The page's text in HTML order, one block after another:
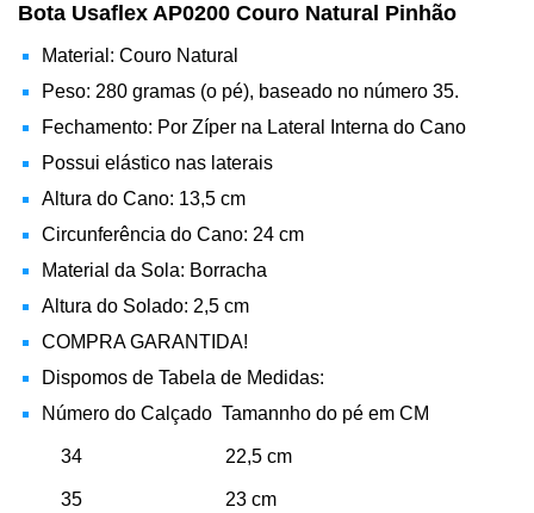
Bota Usaflex AP0200 Couro Natural Pinhão
Material: Couro Natural
Peso: 280 gramas (o pé), baseado no número 35.
Fechamento: Por Zíper na Lateral Interna do Cano
Possui elástico nas laterais
Altura do Cano: 13,5 cm
Circunferência do Cano: 24 cm
Material da Sola: Borracha
Altura do Solado: 2,5 cm
COMPRA GARANTIDA!
Dispomos de Tabela de Medidas:
Número do Calçado Tamannho do pé em CM
34 22,5 cm
35 23 cm